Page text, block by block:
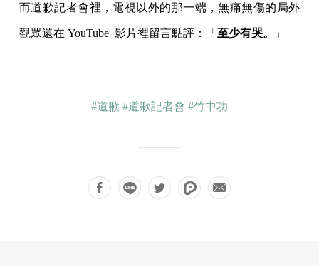
而道歉記者會裡，電視以外的那一端，無痛無傷的局外
觀眾還在 YouTube 影片裡留言點評：「 至少有哭。 」
#道歉 #道歉記者會 #竹中功